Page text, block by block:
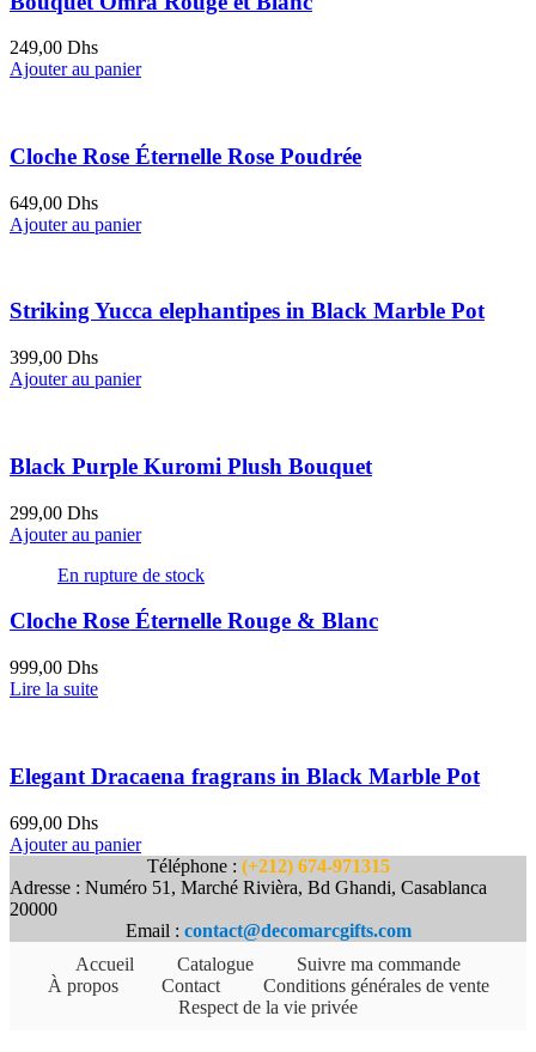
249,00 Dhs
Ajouter au panier
Cloche Rose Éternelle Rose Poudrée
649,00 Dhs
Ajouter au panier
Striking Yucca elephantipes in Black Marble Pot
399,00 Dhs
Ajouter au panier
Black Purple Kuromi Plush Bouquet
299,00 Dhs
Ajouter au panier
En rupture de stock
Cloche Rose Éternelle Rouge & Blanc
999,00 Dhs
Lire la suite
Elegant Dracaena fragrans in Black Marble Pot
699,00 Dhs
Ajouter au panier
Téléphone : (+212) 674-971315
Adresse : Numéro 51, Marché Rivièra, Bd Ghandi, Casablanca
20000
Email : contact@decomarcgifts.com
Accueil
Catalogue
Suivre ma commande
À propos
Contact
Conditions générales de vente
Respect de la vie privée